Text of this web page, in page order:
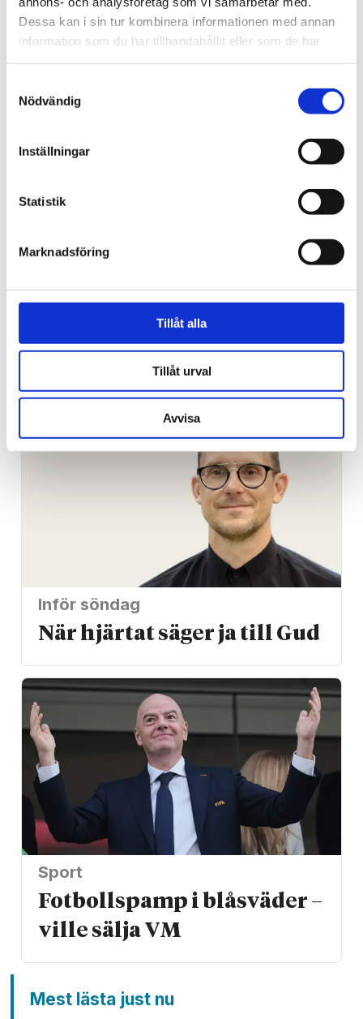
Dessa kan i sin tur kombinera informationen med annan
information som du har tillhandahållit eller som de har
Nödvändig
Inställningar
Statistik
Marknadsföring
Tillåt alla
Tillåt urval
Avvisa
stödbrev till terrorister
Förtalslagen
närmar sig – nu kräver
tusentals ändrad
lagstiftning
Inför söndag
När hjärtat säger ja till Gud
Sport
Fotbollspamp i blåsväder –
ville sälja VM
Mest lästa just nu